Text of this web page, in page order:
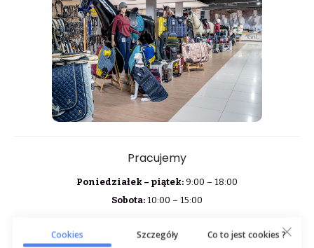
Pracujemy
Poniedziałek – piątek: 9:00 – 18:00
Sobota: 10:00 – 15:00
Cookies Szczegóły Co to jest cookies ?